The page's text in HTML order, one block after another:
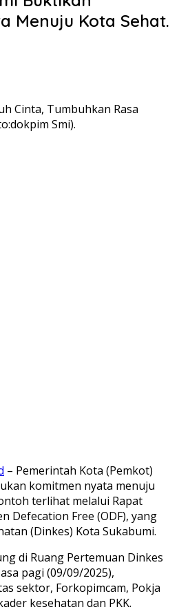
Menuju Kota Sehat.
Cinta, Tumbuhkan Rasa
Smi).
– Pemerintah Kota (Pemkot)
komitmen nyata menuju
terlihat melalui Rapat
Defecation Free (ODF), yang
(Dinkes) Kota Sukabumi.
di Ruang Pertemuan Dinkes
pagi (09/09/2025),
sektor, Forkopimcam, Pokja
kesehatan dan PKK.